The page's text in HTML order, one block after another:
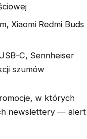
Xiaomi Redmi Buds
C, Sennheiser
szumów
w których
newslettery — alert